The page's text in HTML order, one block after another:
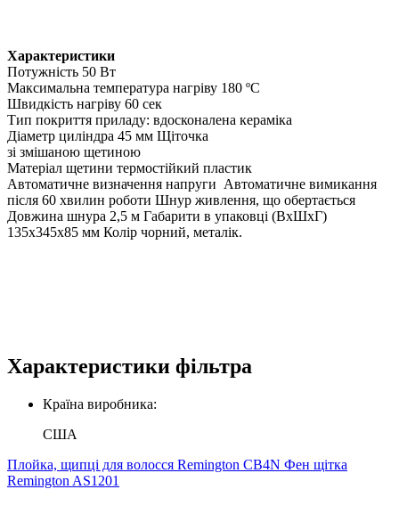
Характеристики
Потужність 50 Вт
Максимальна температура нагріву 180 ºС
Швидкість нагріву 60 сек
Тип покриття приладу: вдосконалена кераміка
Діаметр циліндра 45 мм Щіточка
зі змішаною щетиною
Матеріал щетини термостійкий пластик
Автоматичне визначення напруги Автоматичне вимикання
після 60 хвилин роботи Шнур живлення, що обертається
Довжина шнура 2,5 м Габарити в упаковці (ВxШxГ)
135x345x85 мм Колір чорний, металік.
Характеристики фільтра
Країна виробника:
США
Плойка, щипці для волосся Remington CB4N Фен щітка
Remington AS1201